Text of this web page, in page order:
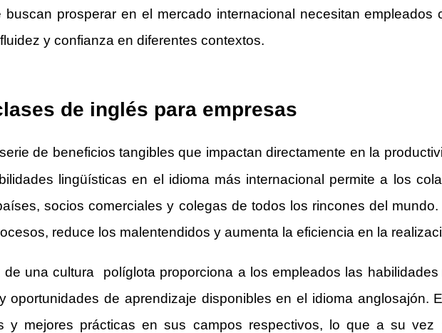
prosperar en el mercado internacional necesitan empleados
y confianza en diferentes contextos.
de inglés para empresas
de beneficios tangibles que impactan directamente en la
lingüísticas en el idioma más internacional permite a los
socios comerciales y colegas de todos los rincones del
reduce los malentendidos y aumenta la eficiencia en la
una cultura políglota proporciona a los empleados las
oportunidades de aprendizaje disponibles en el idioma anglosajón.
y mejores prácticas en sus campos respectivos, lo que a su vez